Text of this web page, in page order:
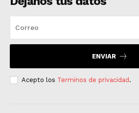
ENVIAR
Acepto los Terminos de privacidad.